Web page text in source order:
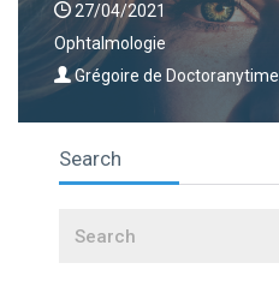
27/04/2021
Ophtalmologie
Grégoire de Doctoranytime
Search